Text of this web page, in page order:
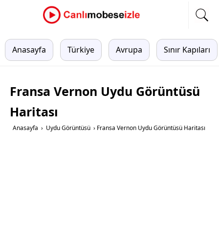
Anasayfa Türkiye Avrupa Sınır Kapıları
Fransa Vernon Uydu Görüntüsü
Haritası
Anasayfa › Uydu Görüntüsü › Fransa Vernon Uydu Görüntüsü Haritası